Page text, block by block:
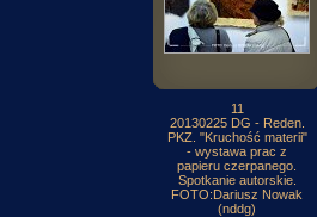
11
20130225 DG - Reden.
PKZ. "Kruchość materii"
- wystawa prac z
papieru czerpanego.
Spotkanie autorskie.
FOTO:Dariusz Nowak
(nddg)